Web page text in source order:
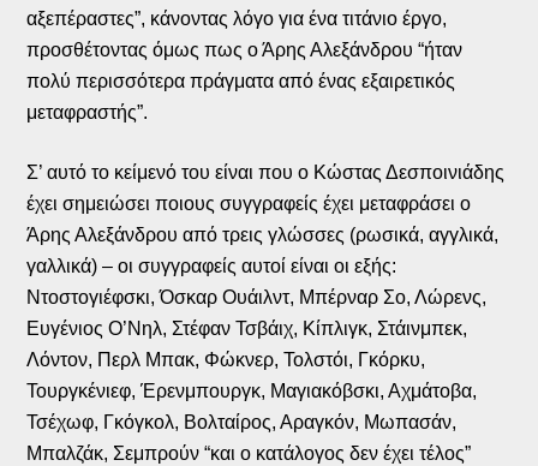
αξεπέραστες”, κάνοντας λόγο για ένα τιτάνιο έργο,
προσθέτοντας όμως πως ο Άρης Αλεξάνδρου “ήταν
πολύ περισσότερα πράγματα από ένας εξαιρετικός
μεταφραστής”.
Σ’ αυτό το κείμενό του είναι που ο Κώστας Δεσποινιάδης
έχει σημειώσει ποιους συγγραφείς έχει μεταφράσει ο
Άρης Αλεξάνδρου από τρεις γλώσσες (ρωσικά, αγγλικά,
γαλλικά) – οι συγγραφείς αυτοί είναι οι εξής:
Ντοστογιέφσκι, Όσκαρ Ουάιλντ, Μπέρναρ Σο, Λώρενς,
Ευγένιος Ο’Νηλ, Στέφαν Τσβάιχ, Κίπλιγκ, Στάινμπεκ,
Λόντον, Περλ Μπακ, Φώκνερ, Τολστόι, Γκόρκυ,
Τουργκένιεφ, Έρενμπουργκ, Μαγιακόβσκι, Αχμάτοβα,
Τσέχωφ, Γκόγκολ, Βολταίρος, Αραγκόν, Μωπασάν,
Μπαλζάκ, Σεμπρούν “και ο κατάλογος δεν έχει τέλος”